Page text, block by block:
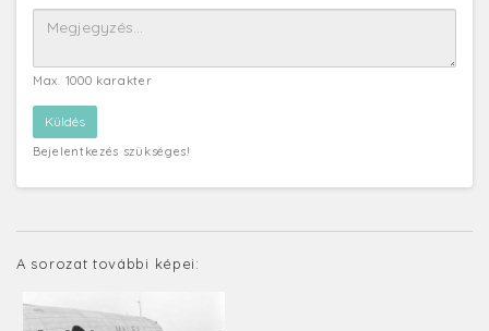
Max. 1000 karakter
Bejelentkezés szükséges!
A sorozat további képei: